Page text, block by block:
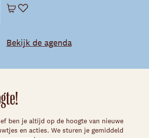
Winkelwagen
Favoriet
Bekijk de agenda
ben je altijd op de hoogte van nieuwe
en acties. We sturen je gemiddeld